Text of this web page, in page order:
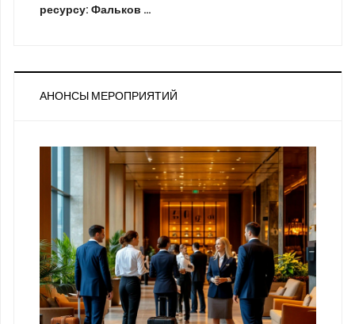
ресурсу: Фальков …
АНОНСЫ МЕРОПРИЯТИЙ